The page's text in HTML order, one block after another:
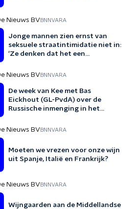
Nieuws BVBNNVARA
Jonge mannen zien ernst van
seksuele straatintimidatie niet in:
'Ze denken dat het een
Nieuws BVBNNVARA
De week van Kee met Bas
Eickhout (GL-PvdA) over de
Russische inmenging in het
Nieuws BVBNNVARA
Moeten we vrezen voor onze wijn
uit Spanje, Italië en Frankrijk?
Nieuws BVBNNVARA
Wijngaarden aan de Middellandse